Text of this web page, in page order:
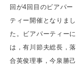
回が4回目のビアパー
ティー開催となりまし
た。ビアパーティーに
は，有川節夫総長，落
合英俊理事，今泉勝己